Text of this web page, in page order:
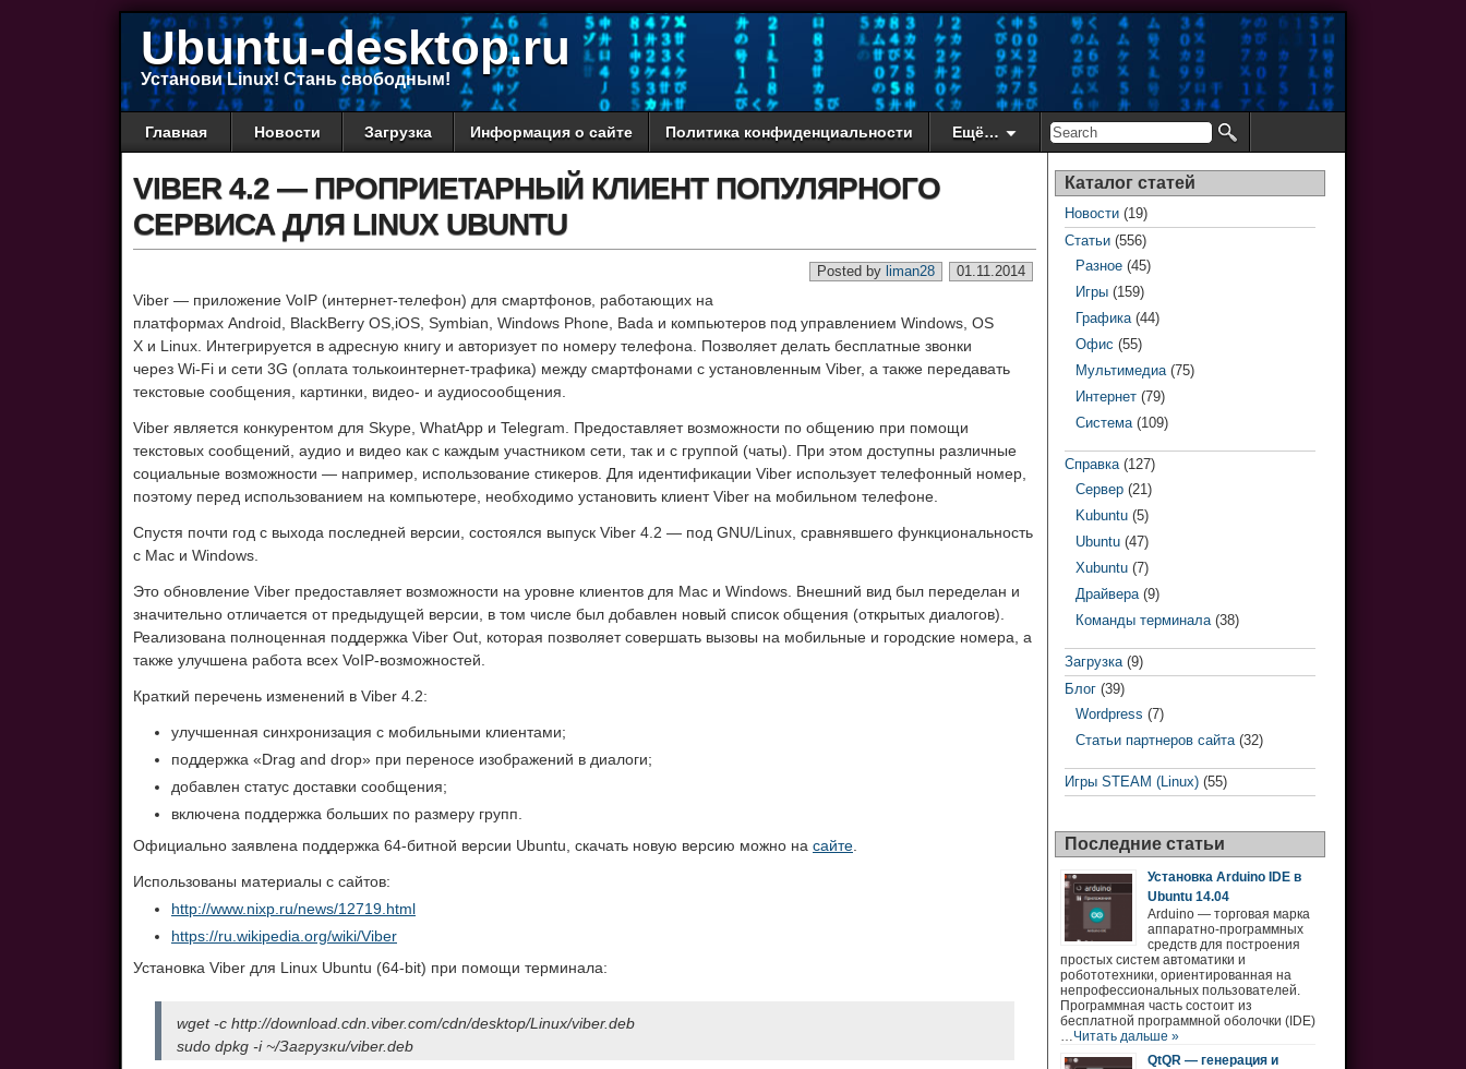
Ubuntu-desktop.ru
Установи Linux! Стань свободным!
Главная Новости Загрузка Информация о сайте Политика конфиденциальности Ещё…
VIBER 4.2 — ПРОПРИЕТАРНЫЙ КЛИЕНТ ПОПУЛЯРНОГО
СЕРВИСА ДЛЯ LINUX UBUNTU
01.11.2014
Posted by liman28
Viber — приложение VoIP (интернет-телефон) для смартфонов, работающих на
платформах Android, BlackBerry OS,iOS, Symbian, Windows Phone, Bada и компьютеров под управлением Windows, OS
X и Linux. Интегрируется в адресную книгу и авторизует по номеру телефона. Позволяет делать бесплатные звонки
через Wi-Fi и сети 3G (оплата толькоинтернет-трафика) между смартфонами с установленным Viber, а также передавать
текстовые сообщения, картинки, видео- и аудиосообщения.
Viber является конкурентом для Skype, WhatApp и Telegram. Предоставляет возможности по общению при помощи
текстовых сообщений, аудио и видео как с каждым участником сети, так и с группой (чаты). При этом доступны различные
социальные возможности — например, использование стикеров. Для идентификации Viber использует телефонный номер,
поэтому перед использованием на компьютере, необходимо установить клиент Viber на мобильном телефоне.
Спустя почти год с выхода последней версии, состоялся выпуск Viber 4.2 — под GNU/Linux, сравнявшего функциональность
с Mac и Windows.
Это обновление Viber предоставляет возможности на уровне клиентов для Mac и Windows. Внешний вид был переделан и
значительно отличается от предыдущей версии, в том числе был добавлен новый список общения (открытых диалогов).
Реализована полноценная поддержка Viber Out, которая позволяет совершать вызовы на мобильные и городские номера, а
также улучшена работа всех VoIP-возможностей.
Краткий перечень изменений в Viber 4.2:
улучшенная синхронизация с мобильными клиентами;
поддержка «Drag and drop» при переносе изображений в диалоги;
добавлен статус доставки сообщения;
включена поддержка больших по размеру групп.
Официально заявлена поддержка 64-битной версии Ubuntu, скачать новую версию можно на сайте
Использованы материалы с сайтов:
http://www.nixp.ru/news/12719.html
https://ru.wikipedia.org/wiki/Viber
Установка Viber для Linux Ubuntu (64-bit) при помощи терминала:
wget -c http://download.cdn.viber.com/cdn/desktop/Linux/viber.deb
sudo dpkg -i ~/Загрузки/viber.deb
Каталог статей
Новости (19)
Статьи (556)
Разное (45)
Игры (159)
Графика(44)
Офис (55)
Мультимедиа(75)
Интернет (79)
Система(109)
Справка(127)
Сервер (21)
Kubuntu (5)
Ubuntu (47)
Xubuntu (7)
Драйвера(9)
Команды терминала(38)
Загрузка(9)
Блог (39)
Wordpress (7)
Статьи партнеров сайта(32)
Игры STEAM (Linux) (55)
Последние статьи
Установка Arduino IDE в
Ubuntu 14.04
Arduino — торговая марка
аппаратно-программных
средств для построения
простых систем автоматики и
робототехники, ориентированная на
непрофессиональных пользователей.
Программная часть состоит из
бесплатной программной оболочки (IDE)
…Читать дальше »
QtQR — генерация и